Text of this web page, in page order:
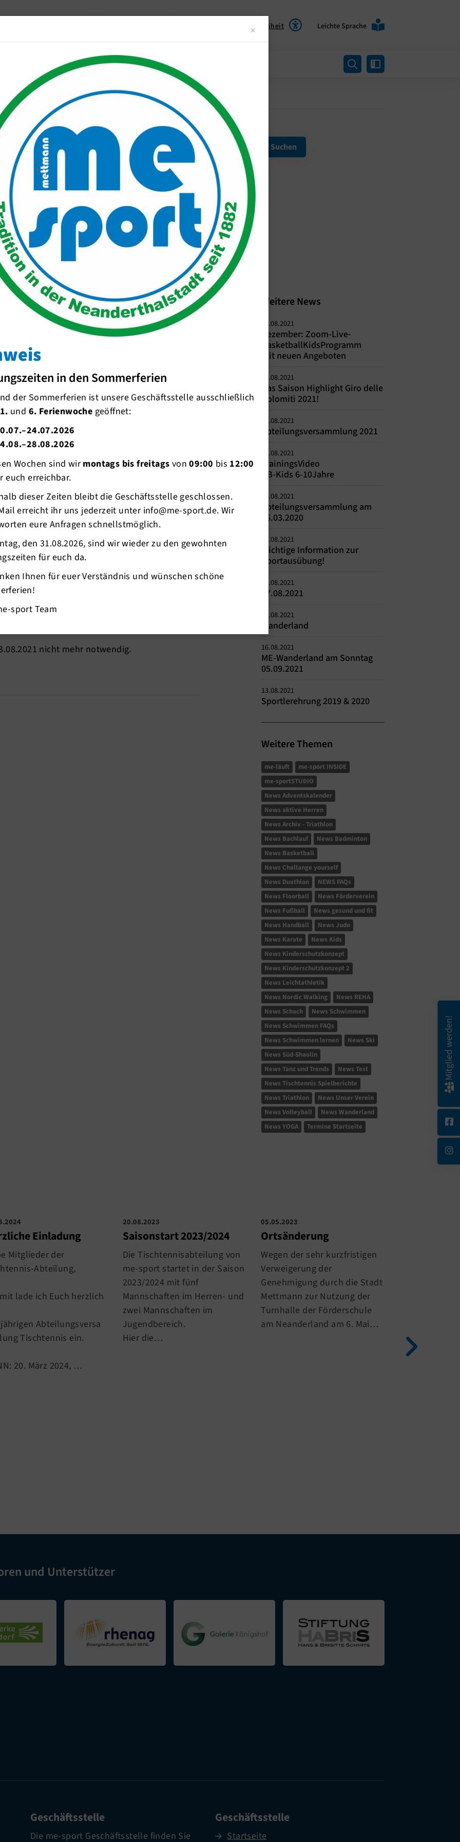
Barrierefreiheit Leichte Sprache
Unser Verein Mitgliederservice
Anmeldung für Tischtennistraining nicht mehr notwendig
Tischtennistraining
nicht mehr notwendig
in der Sporthalle.
Normalität des Sports und beim
nicht mehr notwendig.
Weitere News
24.08.2021
Dezember: Zoom-Live-
BasketballKidsProgramm
mit neuen Angeboten
24.08.2021
Das Saison Highlight Giro delle
Dolomiti 2021!
24.08.2021
Abteilungsversammlung 2021
24.08.2021
TrainingsVideo
BB-Kids 6-10Jahre
24.08.2021
Abteilungsversammlung am
26.03.2020
20.08.2021
Wichtige Information zur
Sportausübung!
17.08.2021
27.08.2021
16.08.2021
Wanderland
16.08.2021
ME-Wanderland am Sonntag
05.09.2021
13.08.2021
Sportlerehrung 2019 & 2020
Weitere Themen
me-läuft
me-sport INSIDE
me-sportSTUDIO
News Adventskalender
News aktive Herren
News Archiv - Triathlon
News Bachlauf
News Badminton
News Basketball
News Challange yourself
News Duathlon
NEWS FAQs
News Floorball
News Förderverein
News Fußball
News gesund und fit
News Handball
News Judo
News Karate
News Kids
News Kinderschutzkonzept
News Kinderschutzkonzept 2
News Leichtathletik
News Nordic Walking
News REHA
News Schach
News Schwimmen
News Schwimmen FAQs
News Schwimmen lernen
News Ski
News Süd-Shaolin
News Tanz und Trends
News Test
News Tischtennis Spielberichte
News Triathlon
News Unser Verein
News Volleyball
News Wanderland
News YOGA
Termine Startseite
Einladung
Mitglieder der
Abteilung,
lade ich Euch herzlich
Abteilungsversa
Tischtennis ein.
20. März 2024, …
20.08.2023
Saisonstart 2023/2024
Die Tischtennisabteilung von
me-sport startet in der Saison
2023/2024 mit fünf
Mannschaften im Herren- und
zwei Mannschaften im
Jugendbereich.
Hier die…
05.05.2023
Ortsänderung
Wegen der sehr kurzfristigen
Verweigerung der
Genehmigung durch die Stadt
Mettmann zur Nutzung der
Turnhalle der Förderschule
am Neanderland am 6. Mai…
und Unterstützer
Geschäftsstelle
Die me-sport Geschäftsstelle finden Sie
Geschäftsstelle
Startseite
Mitglied werden!
× Close
in den Sommerferien
der Sommerferien ist unsere Geschäftsstelle ausschließlich
und 6. Ferienwoche geöffnet:
Wochen sind wirmontags bis freitags von09:00 bis 12:00
euch erreichbar.
dieser Zeiten bleibt die Geschäftsstelle geschlossen.
erreicht ihr uns jederzeit unter info@me-sport.de. Wir
eure Anfragen schnellstmöglich.
den 31.08.2026, sind wir wieder zu den gewohnten
für euch da.
Ihnen für euer Verständnis und wünschen schöne
sport Team